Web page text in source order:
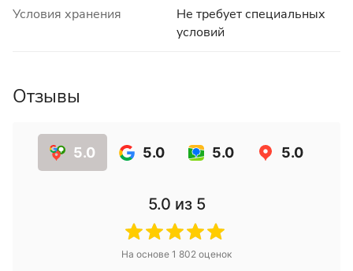
Условия хранения
Не требует специальных
условий
Отзывы
5.0 5.0 5.0 5.0
5.0 из 5
На основе 1 802 оценок